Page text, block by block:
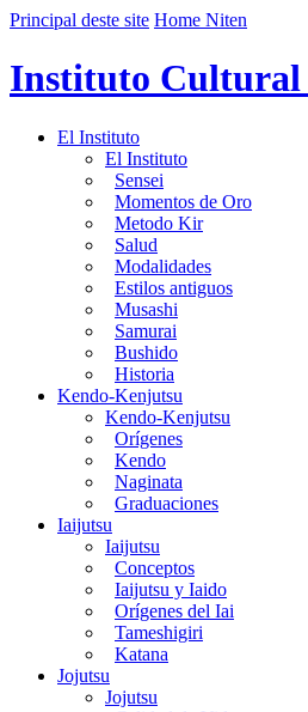
Principal deste site Home Niten
Instituto Cultural
El Instituto
El Instituto
Sensei
Momentos de Oro
Metodo Kir
Salud
Modalidades
Estilos antiguos
Musashi
Samurai
Bushido
Historia
Kendo-Kenjutsu
Kendo-Kenjutsu
Orígenes
Kendo
Naginata
Graduaciones
Iaijutsu
Iaijutsu
Conceptos
Iaijutsu y Iaido
Orígenes del Iai
Tameshigiri
Katana
Jojutsu
Jojutsu